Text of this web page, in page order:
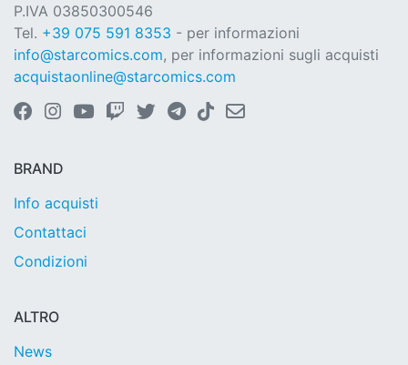
P.IVA 03850300546
Tel. +39 075 591 8353 - per informazioni
info@starcomics.com, per informazioni sugli acquisti
acquistaonline@starcomics.com
BRAND
Info acquisti
Contattaci
Condizioni
ALTRO
News